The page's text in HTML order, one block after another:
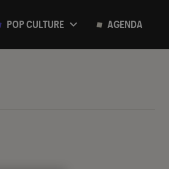
POP CULTURE AGENDA